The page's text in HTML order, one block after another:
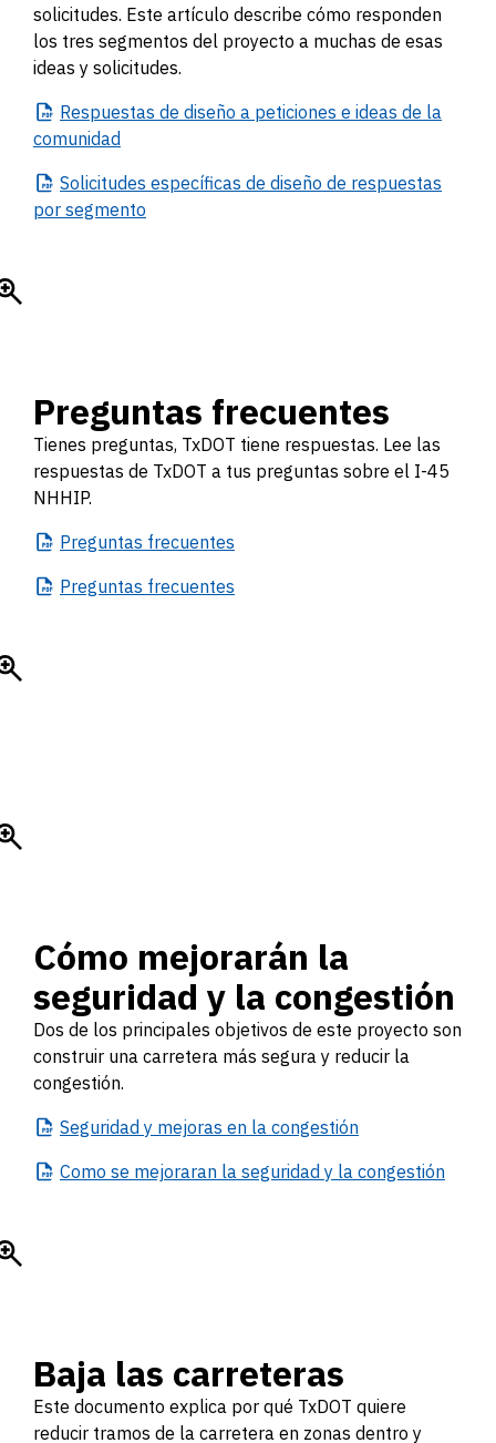
solicitudes. Este artículo describe cómo responden
los tres segmentos del proyecto a muchas de esas
ideas y solicitudes.
Respuestas de diseño a peticiones e ideas de la
comunidad
Solicitudes específicas de diseño de respuestas
por segmento
Preguntas frecuentes
Tienes preguntas, TxDOT tiene respuestas. Lee las
respuestas de TxDOT a tus preguntas sobre el I-45
NHHIP.
Preguntas frecuentes
Preguntas frecuentes
Cómo mejorarán la
seguridad y la congestión
Dos de los principales objetivos de este proyecto son
construir una carretera más segura y reducir la
congestión.
Seguridad y mejoras en la congestión
Como se mejoraran la seguridad y la congestión
Baja las carreteras
Este documento explica por qué TxDOT quiere
reducir tramos de la carretera en zonas dentro y